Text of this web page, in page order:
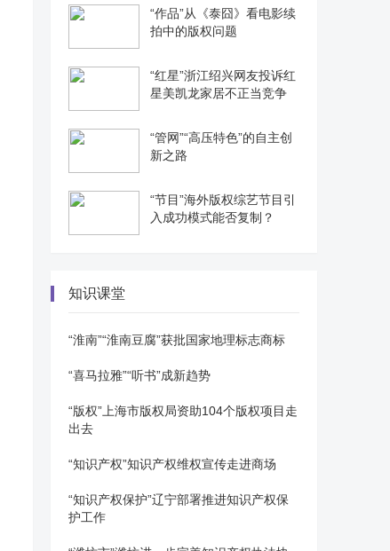
“作品”从《泰囧》看电影续
拍中的版权问题
“红星”浙江绍兴网友投诉红
星美凯龙家居不正当竞争
“管网”“高压特色”的自主创
新之路
“节目”海外版权综艺节目引
入成功模式能否复制？
知识课堂
“淮南”“淮南豆腐”获批国家地理标志商标
“喜马拉雅”“听书”成新趋势
“版权”上海市版权局资助104个版权项目走
出去
“知识产权”知识产权维权宣传走进商场
“知识产权保护”辽宁部署推进知识产权保
护工作